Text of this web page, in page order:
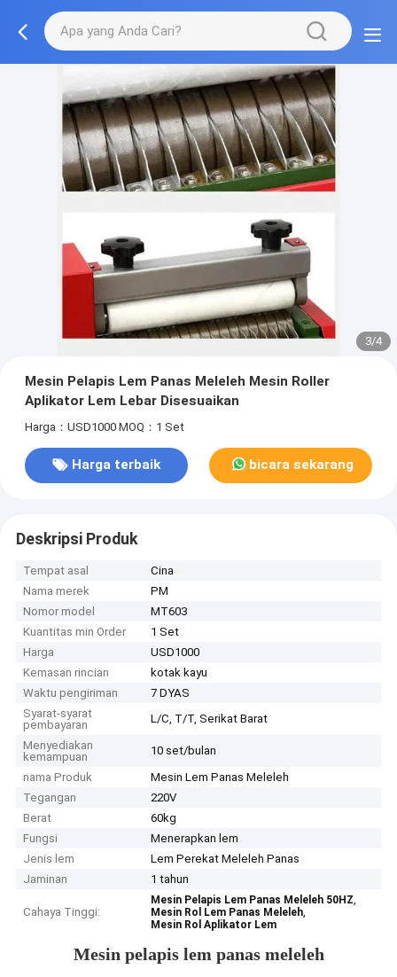
3/4
Mesin Pelapis Lem Panas Meleleh Mesin Roller
Aplikator Lem Lebar Disesuaikan
Harga：USD1000 MOQ：1 Set
Harga terbaik bicara sekarang
Deskripsi Produk
Tempat asal
Cina
Nama merek
PM
Nomor model
MT603
Kuantitas min Order
1 Set
Harga
USD1000
Kemasan rincian
kotak kayu
Waktu pengiriman
7 DYAS
Syarat-syarat
pembayaran
L/C, T/T, Serikat Barat
Menyediakan
kemampuan
10 set/bulan
nama Produk
Mesin Lem Panas Meleleh
Tegangan
220V
Berat
60kg
Fungsi
Menerapkan lem
Jenis lem
Lem Perekat Meleleh Panas
Jaminan
1 tahun
Cahaya Tinggi:
Mesin Pelapis Lem Panas Meleleh 50HZ,
Mesin Rol Lem Panas Meleleh,
Mesin Rol Aplikator Lem
Mesin pelapis lem panas meleleh